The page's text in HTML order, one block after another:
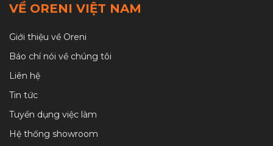
VỀ ORENI VIỆT NAM
Giới thiệu về Oreni
Báo chí nói về chúng tôi
Liên hệ
Tin tức
Tuyển dụng việc làm
Hệ thống showroom